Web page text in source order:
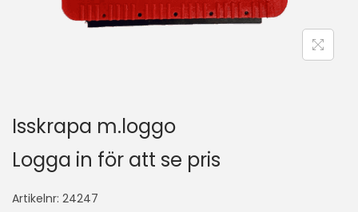
Isskrapa m.loggo
Logga in för att se pris
Artikelnr: 24247